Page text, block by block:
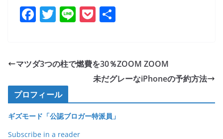
F
e
o
o
k
T
er
Li P
et
マツダ3つの柱で燃費を30％ZOOM ZOOM
未だグレーなiPhoneの予約方法
プロフィール
ギズモード「公認ブロガー特派員」
Subscribe in a reader